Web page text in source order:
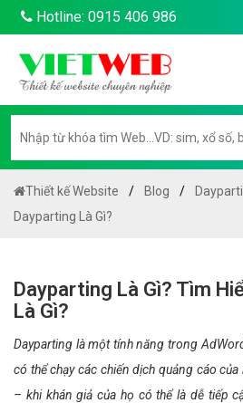
Hotline: 0915 406 986
Thiết kế Website Blog
Dayparting Là Gì?
Dayparting Là Gì? Tìm
Là Gì?
Dayparting là một tính năng trong
có thể chạy các chiến dịch quảng cáo
– khi khán giả của họ có thể là dễ tiếp